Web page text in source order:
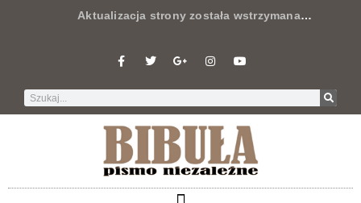
Aktualizacja strony została wstrzymana…